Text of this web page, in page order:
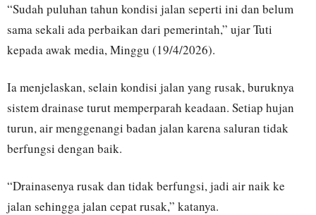
“Sudah puluhan tahun kondisi jalan seperti ini dan belum
sama sekali ada perbaikan dari pemerintah,” ujar Tuti
kepada awak media, Minggu (19/4/2026).
Ia menjelaskan, selain kondisi jalan yang rusak, buruknya
sistem drainase turut memperparah keadaan. Setiap hujan
turun, air menggenangi badan jalan karena saluran tidak
berfungsi dengan baik.
“Drainasenya rusak dan tidak berfungsi, jadi air naik ke
jalan sehingga jalan cepat rusak,” katanya.